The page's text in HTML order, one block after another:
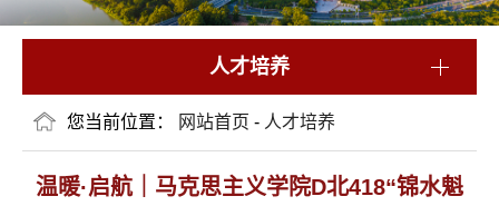
人才培养
您当前位置： 网站首页 - 人才培养
温暖·启航｜马克思主义学院D北418“锦水魁